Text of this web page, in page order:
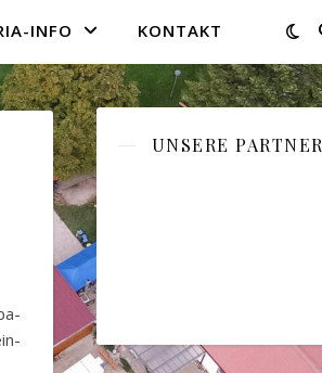
INFO KONTAKT
UNSERE PARTNER